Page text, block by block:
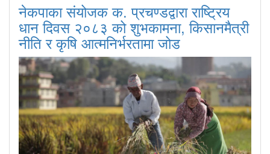
नेकपाका संयोजक क. प्रचण्डद्वारा राष्ट्रिय
धान दिवस २०८३ को शुभकामना, किसानमैत्री
नीति र कृषि आत्मनिर्भरतामा जोड